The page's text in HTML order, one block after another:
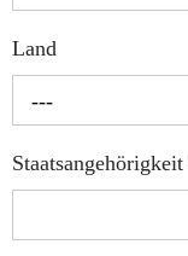
Land
---
Staatsangehörigkeit